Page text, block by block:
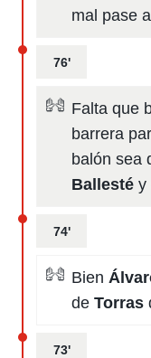
mal pase
76'
Falta que
barrera
balón sea
Ballesté y
74'
Bien
de Torras
73'